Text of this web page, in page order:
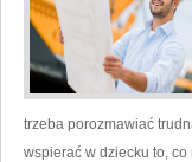
trzeba porozmawiać
wspierać w dziecku to,